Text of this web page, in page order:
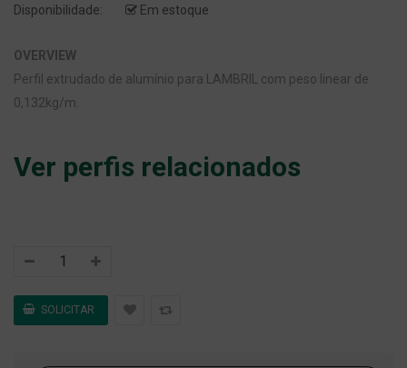
Disponibilidade:
Em estoque
OVERVIEW
Perfil extrudado de alumínio para LAMBRIL com peso linear de
0,132kg/m.
Ver perfis relacionados